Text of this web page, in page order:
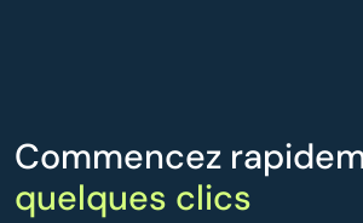
Commencez
quelques clics